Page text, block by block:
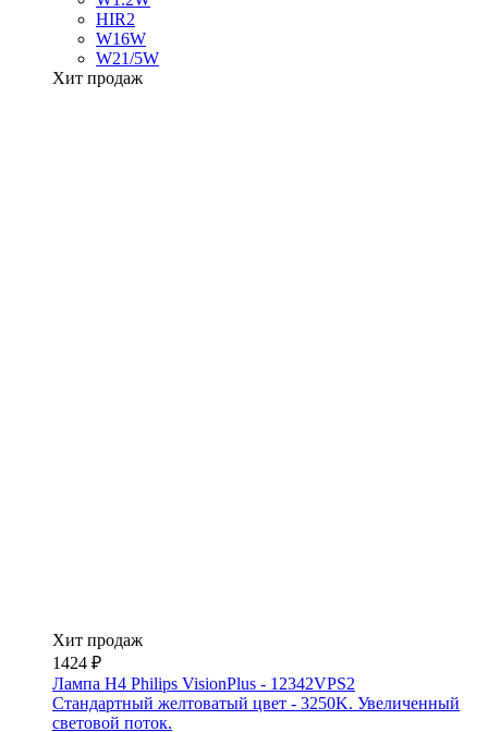
HIR2
W16W
W21/5W
Хит продаж
Хит продаж
1424 ₽
Лампа H4 Philips VisionPlus - 12342VPS2
Стандартный желтоватый цвет - 3250K. Увеличенный
световой поток.